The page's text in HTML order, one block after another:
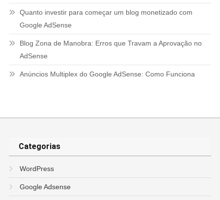
Quanto investir para começar um blog monetizado com
Google AdSense
Blog Zona de Manobra: Erros que Travam a Aprovação no
AdSense
Anúncios Multiplex do Google AdSense: Como Funciona
Categorias
WordPress
Google Adsense